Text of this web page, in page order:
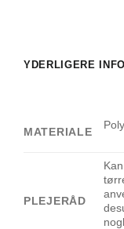
YDERLIGERE
MATERIALE
PLEJERÅD